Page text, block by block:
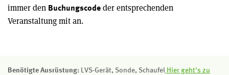
immer den Buchungscode der entsprechenden
Veranstaltung mit an.
Benötigte Ausrüstung: LVS-Gerät, Sonde, Schaufel Hier geht's zu